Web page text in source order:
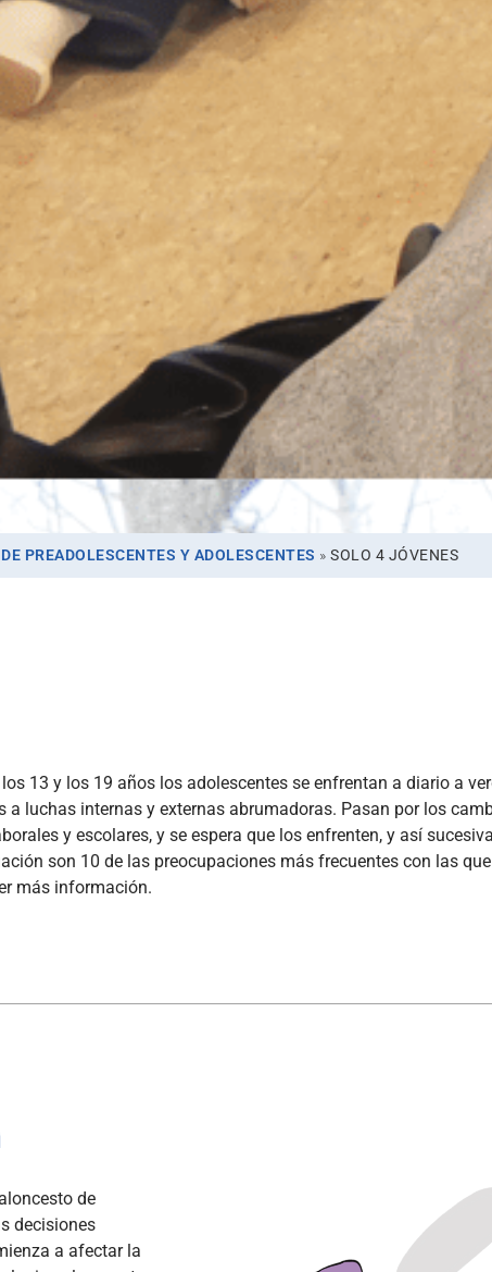
PREADOLESCENTES Y ADOLESCENTES » SOLO 4 JÓVENES
13 y los 19 años los adolescentes se enfrentan a diario a
a luchas internas y externas abrumadoras. Pasan por los
y escolares, y se espera que los enfrenten, y así
son 10 de las preocupaciones más frecuentes con las
más información.
de
decisiones
a afectar la